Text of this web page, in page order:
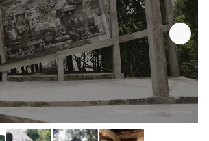
ullensentalu.com